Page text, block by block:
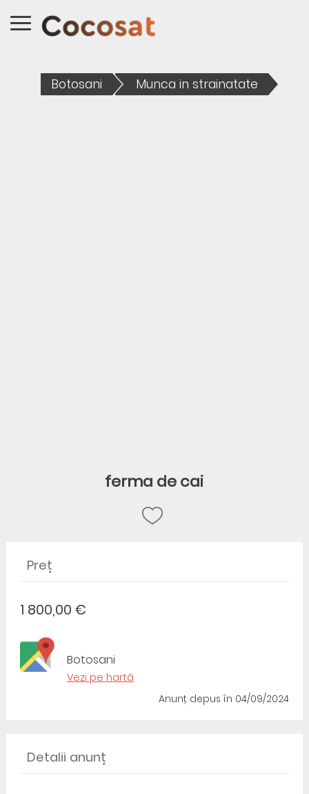
Botosani Munca in strainatate
ferma de cai
Preț
1 800,00 €
Botosani
Vezi pe hartă
Anunț depusîn 04/09/2024
Detalii anunț